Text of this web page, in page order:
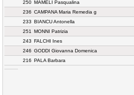
250 MAMELI Pasqualina
236 CAMPANA Maria Remedia g
233 BIANCU Antonella
251
MONNI Patrizia
243 FALCHI Ines
246 GODDI Giovanna Domenica
216 PALA Barbara